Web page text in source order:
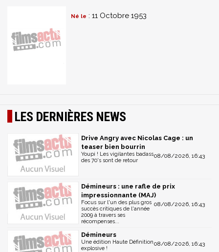
Né le : 11 Octobre 1953
LES DERNIÈRES NEWS
Drive Angry avec Nicolas Cage : un
teaser bien bourrin
08/08/2026, 16:43
Youpi ! Les vigilantes badass
des 70's sont de retour
Démineurs : une rafle de prix
impressionnante (MAJ)
08/08/2026, 16:43
Focus sur l'un des plus gros
succès critiques de l'année
2009 à travers ses
récompenses...
Démineurs
08/08/2026, 16:43
Une édition Haute Définition
explosive !